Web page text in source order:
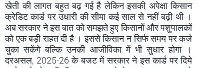
खेती की लागत बहुत बढ़ गई है लेकिन इसकी अपेक्षा किसान
क्रेडिट कार्ड पर उधारी की सीमा कई साल से नहीं बढ़ी थी ।
अब सरकार ने इस बात को समझते हुए किसानों और पशुपालकों
को एक बड़ी राहत दी है । इससे किसान न सिर्फ समय पर कर्ज
चुका सकेंगे बल्कि उनकी आजीविका में भी सुधार होगा ।
दरअसल, 2025-26 के बजट में सरकार ने इस कार्ड पर दिये